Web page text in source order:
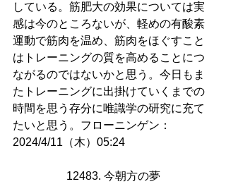
している。筋肥大の効果については実
感は今のところないが、軽めの有酸素
運動で筋肉を温め、筋肉をほぐすこと
はトレーニングの質を高めることにつ
ながるのではないかと思う。今日もま
たトレーニングに出掛けていくまでの
時間を思う存分に唯識学の研究に充て
たいと思う。フローニンゲン：
2024/4/11（木）05:24
12483. 今朝方の夢